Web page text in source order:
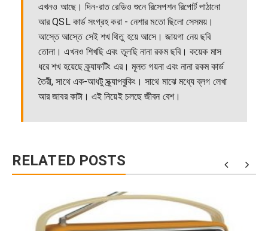
এখনও আছে। দিন-রাত রেডিও শুনে রিসেপশন রিপোর্ট পাঠানো
আর QSL কার্ড সংগ্রহ করা - নেশার মতো ছিলো সেসময়।
আস্তে আস্তে সেই শখ থিতু হয়ে আসে। জায়গা নেয় ছবি
তোলা। এখনও শিখছি এবং তুলছি নানা রকম ছবি। কয়েক মাস
ধরে শখ হয়েছে ক্র্যাফটিং এর। মূলত গয়না এবং নানা রকম কার্ড
তৈরী, সাথে এক-আধটু স্ক্র্যাপবুকিং। সাথে মাঝে মধ্যে ব্লগ লেখা
আর জাবর কাটা। এই নিয়েই চলছে জীবন বেশ।
RELATED POSTS